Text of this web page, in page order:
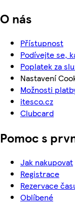
O nás
Přístupnost
Podívejte se,
Poplatek za
Nastavení
Možnosti
itesco.cz
Clubcard
Pomoc s
Jak nakupovat
Registrace
Rezervace
Oblíbené